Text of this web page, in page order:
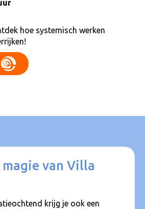
hoe systemisch werken
van Villa
krijg je ook een